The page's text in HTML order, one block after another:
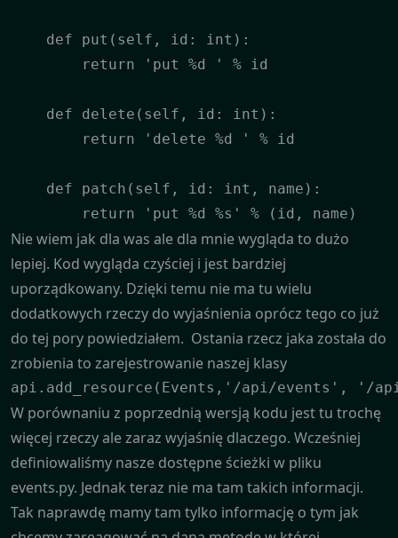
    def put(self, id: int):
        return 'put %d ' % id
    def delete(self, id: int):
        return 'delete %d ' % id
    def patch(self, id: int, name):
        return 'put %d %s' % (id, name)
Nie wiem jak dla was ale dla mnie wygląda to dużo
lepiej. Kod wygląda czyściej i jest bardziej
uporządkowany. Dzięki temu nie ma tu wielu
dodatkowych rzeczy do wyjaśnienia oprócz tego co już
do tej pory powiedziałem. Ostania rzecz jaka została do
zrobienia to zarejestrowanie naszej klasy
W porównaniu z poprzednią wersją kodu jest tu trochę
więcej rzeczy ale zaraz wyjaśnię dlaczego. Wcześniej
definiowaliśmy nasze dostępne ścieżki w pliku
events.py. Jednak teraz nie ma tam takich informacji.
Tak naprawdę mamy tam tylko informację o tym jak